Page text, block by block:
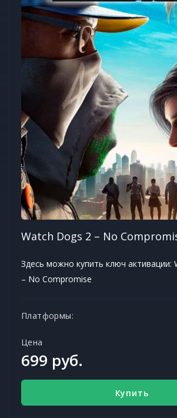
Watch Dogs 2 – No
Здесь можно купить ключ активации:
– No Compromise
Платформы:
Цена
699 руб.
Купить